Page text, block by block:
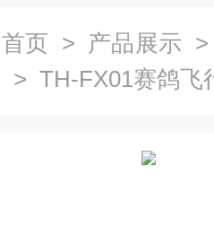
首页 > 产品展示
> TH-FX01赛鸽飞